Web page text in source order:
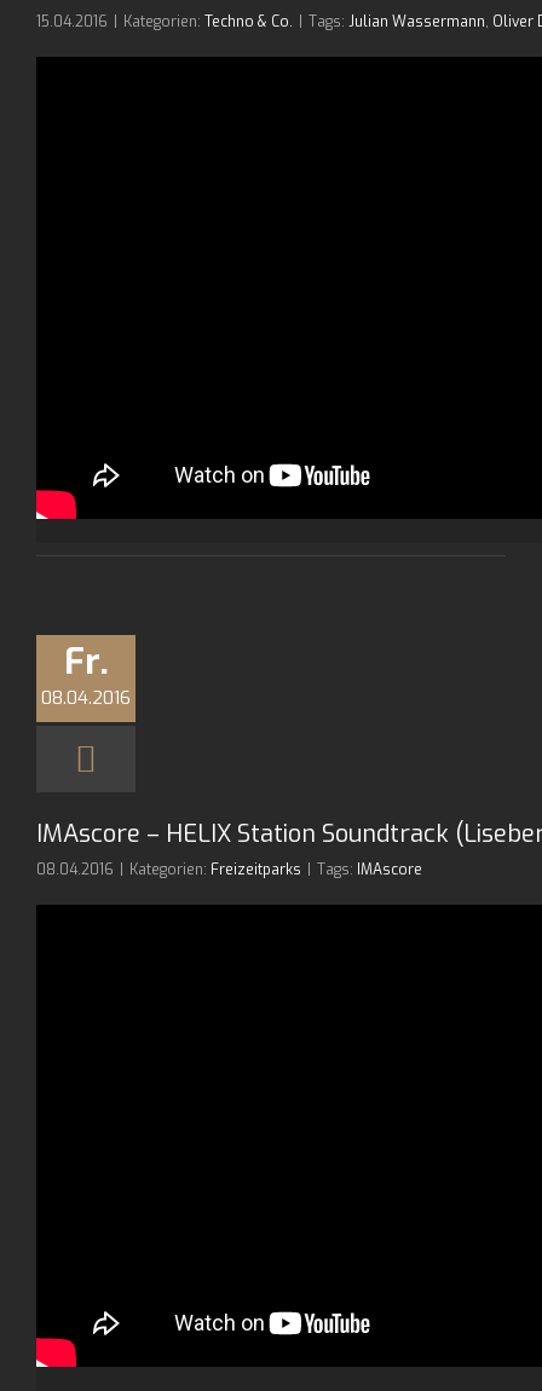
15.04.2016 Kategorien: Techno & Co. Tags: Julian Wassermann, Oliver
Fr.
08.04.2016
IMAscore – HELIX Station Soundtrack
08.04.2016 Kategorien: Freizeitparks Tags: IMAscore